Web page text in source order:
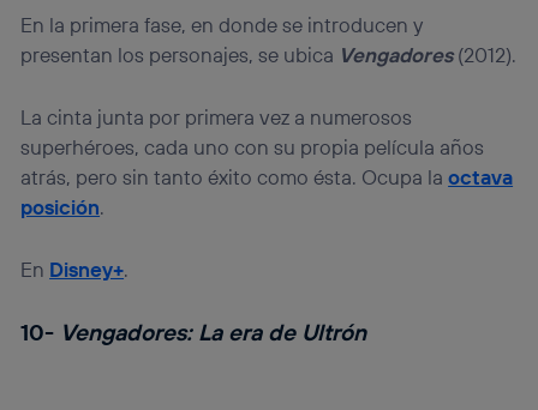
En la primera fase, en donde se introducen y
presentan los personajes, se ubica Vengadores(2012).
La cinta junta por primera vez a numerosos
superhéroes, cada uno con su propia película años
atrás, pero sin tanto éxito como ésta. Ocupa laoctava
posición.
En Disney+.
10- Vengadores: La era de Ultrón